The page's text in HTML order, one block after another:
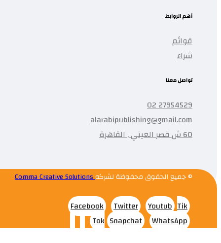
أهم الروابط
قوائم
شراء
تواصل معنا
27954529 02
alarabipublishing@gmail.com
60 ش قصر العيني , القاهرة
© جميع الحقوق محفوظة لشركهComma Creative Solutions
Facebook Twitter Youtub Tik
Tok Snapchat WhatsApp